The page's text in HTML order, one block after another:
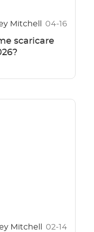
Mitchell 04-16
scaricare
Mitchell 02-14